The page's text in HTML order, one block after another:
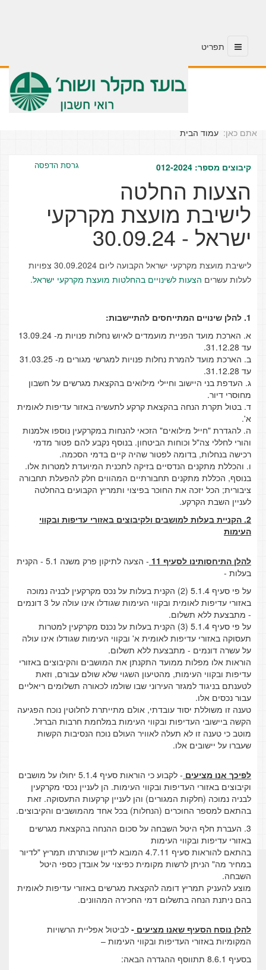
אתם כאן: עמוד הבית
גרסת הדפסה קיבוצים מספר: 012-2024
הצעות החלטה
לישיבת מועצת מקרקעי
ישראל - 30.09.24
לישיבת מועצת מקרקעי ישראל הקבועה ליום 30.09.2024 צפויות
לעלות עשרים הצעות לשינויים בהחלטות מועצת מקרקעי ישראל.
1. להלן שינויים המתייחסים להתיישבות:
א. הארכת מועד הפניית מועמדים לאיוש נחלות פנויות מ- 13.09.24
עד 31.12.28.
ב. הארכת מועד להמרת נחלות פנויות למגרשי מגורים מ- 31.03.25
עד 31.12.28.
ג. העדפת בני היישוב וחיילי מילואים בהקצאת מגרשים על חשבון
מחוסרי דיור.
ד. בטול תקרת הנחה בהקצאת קרקע לתעשיה באזור עדיפות לאומית
א'.
ה. להגדרת "חייל מילואים" הזכאי להנחות במקרקעין נוספו אלמנות
והורי לחללי צה"ל וכוחות הביטחון. בנוסף נקבע להם פטור מדמי
רכישה בנחלות, בדומה לפטור שהיה קיים בדמי הסכמה.
ו. והכללת מתקנים הנדסיים בזיקה לתכנית המיועדת למטרות אלו.
בנוסף, הכללת מתקנים תחבורתיים המהווים חלק להפעלת תחבורה
ציבורית; הכל יזכה את החוכר בפיצוי ותמריץ הקבועים בהחלטה
לעניין השבת הקרקע.
2. הקניית בעלות למושבים ולקיבוצים באזורי עדיפות ובקווי
העימות
להלן התיחסותינו לסעיף 11
- הצעה לתיקון פרק משנה 5.1 - הקנית
בעלות -
על פי סעיף 5.1.4 (2) הקנית בעלות על נכס מקרקעין לבניה נמוכה
באזורי עדיפות לאומית ובקווי העימות שגודלו אינו עולה על 3 דונמים
- מתבצעת ללא תשלום.
על פי סעיף 5.1.4 (3) הקנית בעלות על נכנס מקרקעין למטרות
תעסוקה באזורי עדיפות לאומית א' ובקווי העימות שגודלו אינו עולה
על עשרה דונמים - מתבצעת ללא תשלום.
הוראות אלו מפלות ממועד התקנתן את המושבים והקיבוצים באזורי
עדיפות ובקווי העימות, מהטיעון השגוי שלא שולם עבורם, וזאת
לטענתם בניגוד למגזר העירוני שבו שולמו לכאורה תשלומים ריאליים
עבור נכסים אלו.
טענה זו משוללת יסוד עובדתי, אולם מתייתרת לחלוטין נוכח הפגיעה
הקשה ביישובי העדיפות ובקווי העימות במלחמת חרבות הברזל.
מוטב כי טענה זו לא תעלה לאוויר העולם נוכח הנסיבות הקשות
שעברו על יישובים אלו.
לפיכך אנו מציעים
- לקבוע כי הוראות סעיף 5.1.4 יחולו על מושבים
וקיבוצים באזורי העדיפות ובקווי העימות. הן לעניין נכסי מקרקעין
לבניה נמוכה (חלקות המגורים) והן לעניין קרקעות התעסוקה. זאת
בהתאם למספר החוכרים (הנחלות) בכל אחד מהמושבים והקיבוצים.
3. העברת חלף היטל השבחה על סכום ההנחה בהקצאת מגרשים
באזורי עדיפות ובקווי העימות
בהתאם להוראות סעיף 4.7.11 המובא לדיון שכותרתו תמריץ "לדיור
במחיר מה" הניתן לרשות מקומית כפיצוי על אובדן כספי היטל
השבחה.
מוצע להעניק תמריץ דומה להקצאת מגרשים באזורי עדיפות לאומית
בהם ניתנת הנחה בתשלום דמי החכירה המהוונים.
להלן נוסח הסעיף שאנו מציעים - לביטול אפליית הרשויות
המקומיות באזורי העדיפות ובקווי העימות –
בסעיף 8.6.1 תתווסף ההגדרה הבאה: